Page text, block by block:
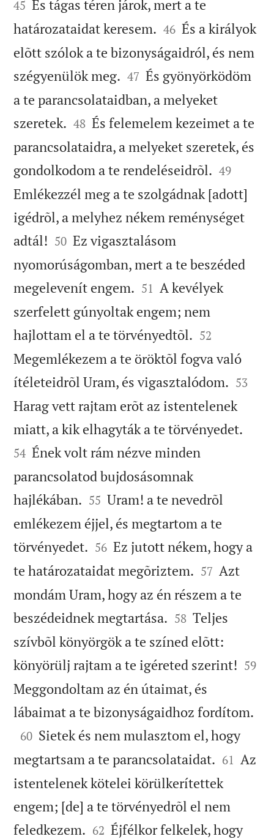
45 És tágas téren járok, mert a te
határozataidat keresem. 

46 És a királyok
elõtt szólok a te bizonyságaidról, és nem
szégyenülök meg. 

47 És gyönyörködöm
a te parancsolataidban, a melyeket
szeretek. 

48 És felemelem kezeimet a te
parancsolataidra, a melyeket szeretek, és
gondolkodom a te rendeléseidrõl. 

49
Emlékezzél meg a te szolgádnak [adott]
igédrõl, a melyhez nékem reménységet
adtál! 

50 Ez vigasztalásom
nyomorúságomban, mert a te beszéded
megelevenít engem. 

51 A kevélyek
szerfelett gúnyoltak engem; nem
hajlottam el a te törvényedtõl. 

52
Megemlékezem a te öröktõl fogva való
ítéleteidrõl Uram, és vigasztalódom. 

53
Harag vett rajtam erõt az istentelenek
miatt, a kik elhagyták a te törvényedet.
54 Ének volt rám nézve minden
parancsolatod bujdosásomnak
hajlékában. 

55 Uram! a te nevedrõl
emlékezem éjjel, és megtartom a te
törvényedet. 

56 Ez jutott nékem, hogy a
te határozataidat megõriztem. 

57 Azt
mondám Uram, hogy az én részem a te
beszédeidnek megtartása. 

58 Teljes
szívbõl könyörgök a te színed elõtt:
könyörülj rajtam a te igéreted szerint! 

59
Meggondoltam az én útaimat, és
lábaimat a te bizonyságaidhoz fordítom.

60 Sietek és nem mulasztom el, hogy
megtartsam a te parancsolataidat. 

61 Az
istentelenek kötelei körülkerítettek
engem; [de] a te törvényedrõl el nem
feledkezem. 

62 Éjfélkor felkelek, hogy